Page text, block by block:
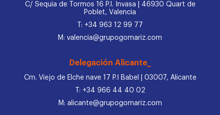
C/ Sequia de Tormos 16 P.I. Invasa | 46930 Quart de
Poblet, Valencia
T: +34 963 12 99 77
M: valencia@grupogomariz.com
Delegación Alicante_
Cm. Viejo de Elche nave 17 P.I Babel | 03007, Alicante
T: +34 966 44 40 02
M: alicante@grupogomariz.com